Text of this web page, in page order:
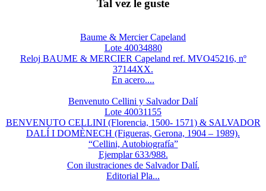
Tal vez le guste
Baume & Mercier Capeland
Lote 40034880
Reloj BAUME & MERCIER Capeland ref. MVO45216, nº
37144XX.
En acero....
Benvenuto Cellini y Salvador Dalí
Lote 40031155
BENVENUTO CELLINI (Florencia, 1500- 1571) & SALVADOR
DALÍ I DOMÈNECH (Figueras, Gerona, 1904 – 1989).
“Cellini, Autobiografía”
Ejemplar 633/988.
Con ilustraciones de Salvador Dalí.
Editorial Pla...